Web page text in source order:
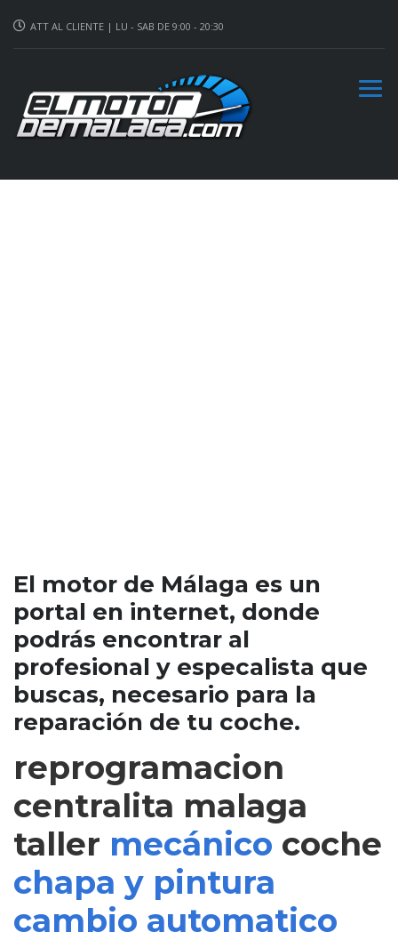
ATT AL CLIENTE | LU - SAB DE 9:00 - 20:30
El motor de Málaga es un
portal en internet, donde
podrás encontrar al
profesional y especalista que
buscas, necesario para la
reparación de tu coche.
reprogramacion
centralita malaga
taller mecánico coche
chapa y pintura
cambio automatico